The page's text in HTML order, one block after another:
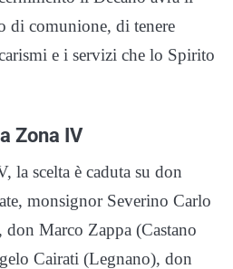
di comunione, di tenere
e i servizi che lo Spirito
Zona IV
la scelta è caduta su don
monsignor Severino Carlo
Marco Zappa (Castano
Cairati (Legnano), don